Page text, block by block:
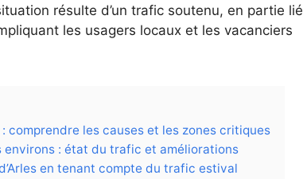
résulte d’un trafic soutenu, en partie lié
les usagers locaux et les vacanciers
comprendre les causes et les zones critiques
environs : état du trafic et améliorations
en tenant compte du trafic estival